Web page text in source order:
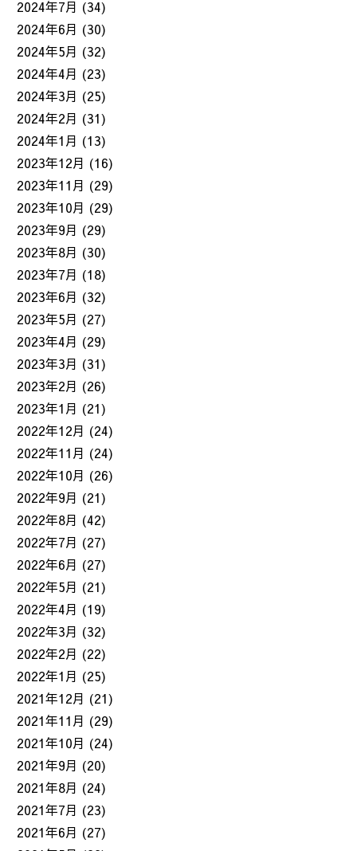
2024年7月 (34)
2024年6月 (30)
2024年5月 (32)
2024年4月 (23)
2024年3月 (25)
2024年2月 (31)
2024年1月 (13)
2023年12月 (16)
2023年11月 (29)
2023年10月 (29)
2023年9月 (29)
2023年8月 (30)
2023年7月 (18)
2023年6月 (32)
2023年5月 (27)
2023年4月 (29)
2023年3月 (31)
2023年2月 (26)
2023年1月 (21)
2022年12月 (24)
2022年11月 (24)
2022年10月 (26)
2022年9月 (21)
2022年8月 (42)
2022年7月 (27)
2022年6月 (27)
2022年5月 (21)
2022年4月 (19)
2022年3月 (32)
2022年2月 (22)
2022年1月 (25)
2021年12月 (21)
2021年11月 (29)
2021年10月 (24)
2021年9月 (20)
2021年8月 (24)
2021年7月 (23)
2021年6月 (27)